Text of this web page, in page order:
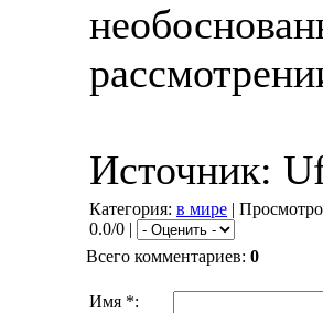
Источник:
Категория: в мире |
0.0/0 |
Всего комментариев: 0
Имя *: